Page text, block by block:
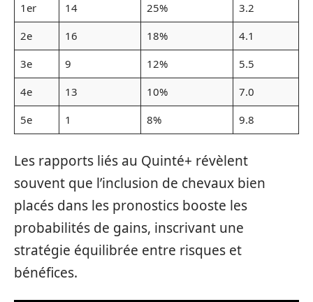
1er 14 25%
3.2
2e
16 18%
4.1
3e
9 12%
5.5
4e
13 10%
7.0
5e
1 8% 9.8
Les rapports liés au Quinté+ révèlent
souvent que l’inclusion de chevaux bien
placés dans les pronostics booste les
probabilités de gains, inscrivant une
stratégie équilibrée entre risques et
bénéfices.